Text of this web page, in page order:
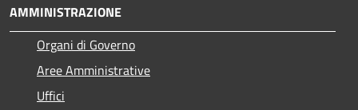
AMMINISTRAZIONE
Organi di Governo
Aree Amministrative
Uffici